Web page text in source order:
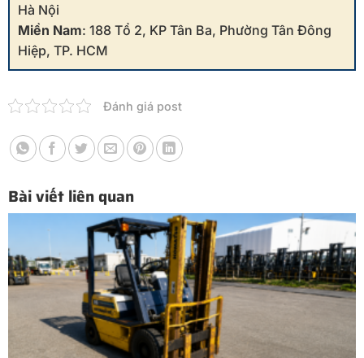
Hà Nội
Miền Nam: 188 Tổ 2, KP Tân Ba, Phường Tân Đông
Hiệp, TP. HCM
Đánh giá post
Bài viết liên quan